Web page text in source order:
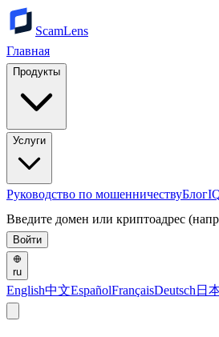
ScamLens
Главная
Продукты
Услуги
Руководство по мошенничествуБлог
Введите домен или криптоадрес
Войти
ru
English中文EspañolFrançaisDeutsch 日